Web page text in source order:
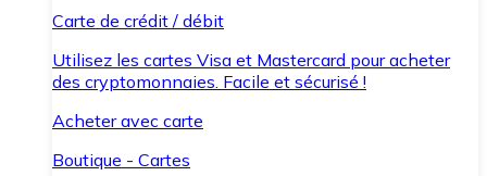
Carte de crédit / débit
Utilisez les cartes Visa et Mastercard pour acheter
des cryptomonnaies. Facile et sécurisé !
Acheter avec carte
Boutique - Cartes